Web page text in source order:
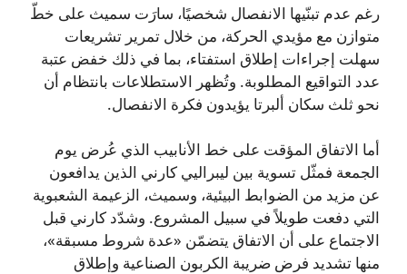
رغم عدم تبنّيها الانفصال شخصيًا، سارَت سميث على خطّ
متوازن مع مؤيدي الحركة، من خلال تمرير تشريعات
سهلت إجراءات إطلاق استفتاء، بما في ذلك خفض عتبة
عدد التواقيع المطلوبة. وتُظهر الاستطلاعات بانتظام أن
نحو ثلث سكان ألبرتا يؤيدون فكرة الانفصال.
أما الاتفاق المؤقت على خط الأنابيب الذي عُرض يوم
الجمعة فمثّل تسوية بين ليبراليي كارني الذين يدافعون
عن مزيد من الضوابط البيئية، وسميث، الزعيمة الشعبوية
التي دفعت طويلاً في سبيل المشروع. وشدّد كارني قبل
الاجتماع على أن الاتفاق يتضمّن «عدة شروط مسبقة»،
منها تشديد فرض ضريبة الكربون الصناعية وإطلاق